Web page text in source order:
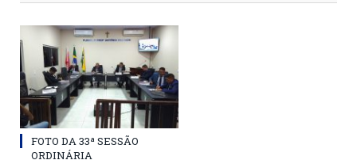
FOTO DA 33ª SESSÃO
ORDINÁRIA